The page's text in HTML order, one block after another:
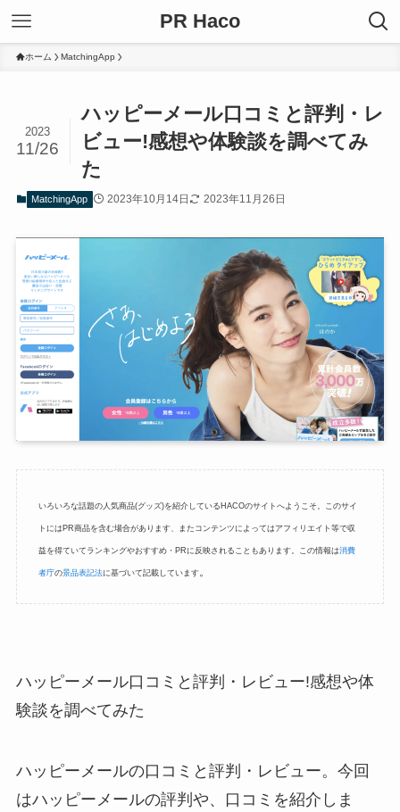
PR Haco
ホーム MatchingApp
ハッピーメール口コミと評判・レ
ビュー!感想や体験談を調べてみ
た
2023
11/26
MatchingApp 2023年10月14日 2023年11月26日
いろいろな話題の人気商品(グッズ)を紹介しているHACOのサイトへようこそ。このサイ
トにはPR商品を含む場合があります、またコンテンツによってはアフィリエイト等で収
益を得ていてランキングやおすすめ・PRに反映されることもあります。この情報は消費
者庁の景品表記法に基づいて記載しています 。
ハッピーメール口コミと評判・レビュー!感想や体
験談を調べてみた
ハッピーメールの口コミと評判・レビュー。今回
はハッピーメールの評判や、口コミを紹介しま